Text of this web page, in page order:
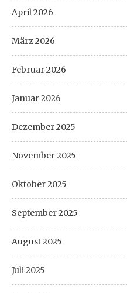
April 2026
März 2026
Februar 2026
Januar 2026
Dezember 2025
November 2025
Oktober 2025
September 2025
August 2025
Juli 2025